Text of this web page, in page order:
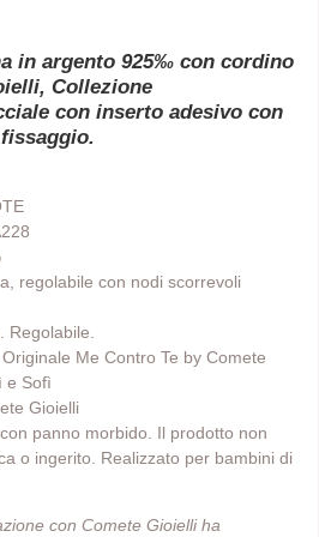
in argento 925‰ con cordino
Collezione
con inserto adesivo con
regolabile con nodi scorrevoli
Regolabile.
Me Contro Te by Comete
e Sofì
Gioielli
panno morbido. Il prodotto non
o ingerito. Realizzato per bambini di
con Comete Gioielli ha